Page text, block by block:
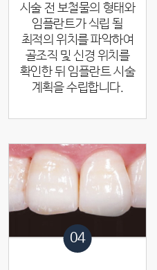
시술 전 보철물의 형태와
임플란트가 식립 될
최적의 위치를 파악하여
골조직 및 신경 위치를
확인한 뒤 임플란트 시술
계획을수립합니다.
04